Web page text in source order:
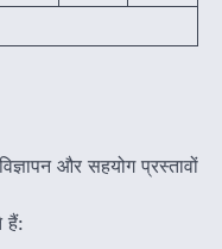
और सहयोग प्रस्तावों
हैं: